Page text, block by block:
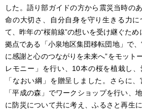
した。語り部ガイドの方から震災当時の
命の大切さ、自分自身を守り生きる力
て、昨年の“桜前線”の想いを受け継ぐた
拠点である「小泉地区集団移転団地」で
に感謝と心のつながりを未来へ”をモット
レモニー」を行い、10本の桜を植栽し
「なおい綱」を贈呈しました。さらに
「平成の森」でワークショップを行い、
に防災について共に考え、ふるさと再生